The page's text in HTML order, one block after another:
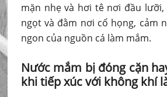
mặn nhẹ và hơi tê nơi đầu lưỡi,
ngọt và đằm nơi cổ họng, cảm
ngon của nguồn cá làm mắm.
Nước mắm bị đóng cặn
khi tiếp xúc với không khí